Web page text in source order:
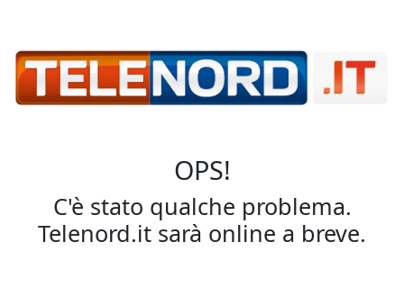
OPS!
C'è stato qualche problema.
Telenord.it sarà online a breve.